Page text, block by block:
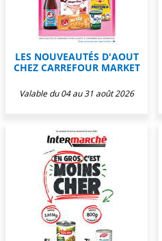
LES NOUVEAUTÉS D'AOUT
CHEZ CARREFOUR MARKET
Valable du 04 au 31 août 2026